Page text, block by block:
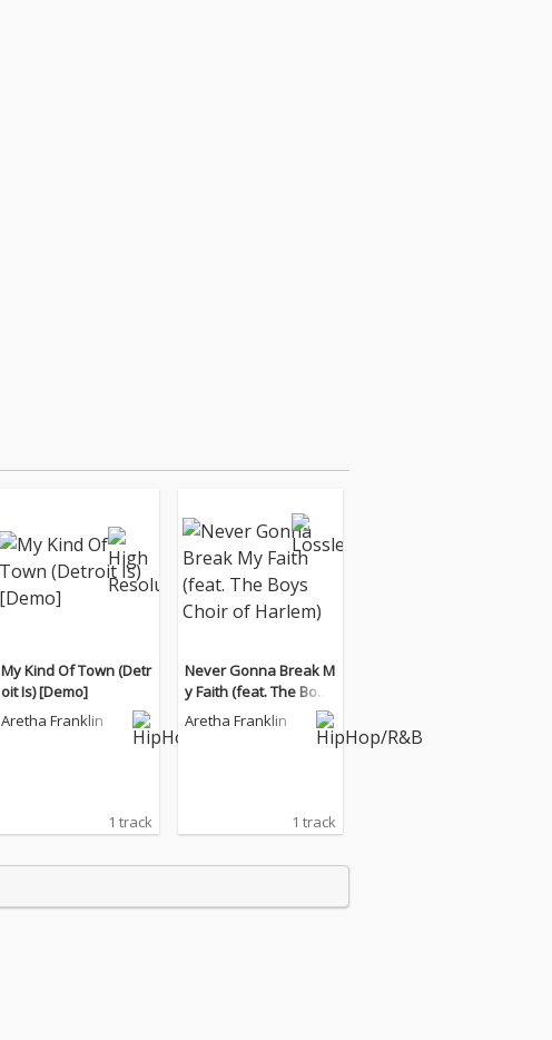
My Kind Of Town (Detr
oit Is) [Demo]
Aretha Franklin
1 track
Never Gonna Break M
y Faith (feat. The Boys
Choir of Harlem)
Aretha Franklin
1 track